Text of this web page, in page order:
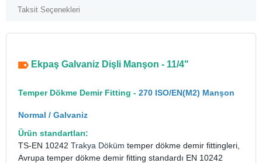
Taksit Seçenekleri
Ekpaş Galvaniz Dişli Manşon - 11/4"
Temper Dökme Demir Fitting - 270 ISO/EN(M2) Manşon
Normal / Galvaniz
Ürün standartları:
TS-EN 10242 Trakya Döküm temper dökme demir fittingleri,
Avrupa temper dökme demir fitting standardı EN 10242